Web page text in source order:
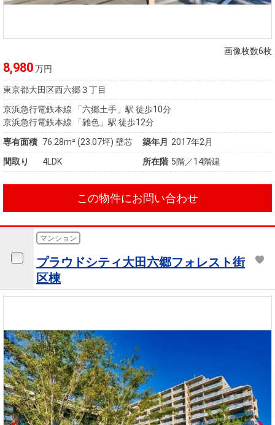
画像枚数6枚
8,980万円
東京都大田区西六郷３丁目
京浜急行電鉄本線 「六郷土手」駅 徒歩10分
京浜急行電鉄本線 「雑色」駅 徒歩12分
専有面積 76.28m²(23.07坪) 壁芯 築年月 2017年2月
間取り
4LDK 所在階 5階／14階建
この物件にお問い合わせ
マンション
プラウドシティ大田六郷フォレスト街
区棟